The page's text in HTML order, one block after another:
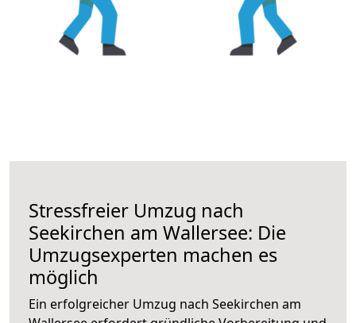
Stressfreier Umzug nach
Seekirchen am Wallersee: Die
Umzugsexperten machen es
möglich
Ein erfolgreicher Umzug nach Seekirchen am